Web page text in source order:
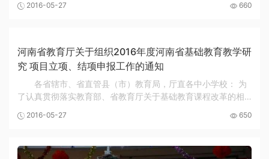
区的评审材料。成果材料的详细内容请按照上述转发通知要
2016-05-27 660
河南省教育厅关于组织2016年度河南省基础教育教学研
究 项目立项、结项申报工作的通知
各省辖市、省直管县（市）教育局，厅直各中小学校： 为
了认真贯彻落实教育部、省教育厅关于基础教育课程改革的相
中小学、幼儿园教师的科研积极性，形成严谨...
2016-05-27 650